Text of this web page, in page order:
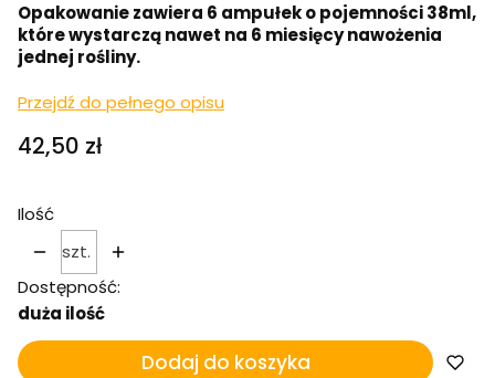
Opakowanie zawiera 6 ampułek o pojemności 38ml,
które wystarczą nawet na 6 miesięcy nawożenia
jednej rośliny.
Przejdź do pełnego opisu
Cena
42,50 zł
Ilość
szt.
Dostępność:
duża ilość
Dodaj do koszyka